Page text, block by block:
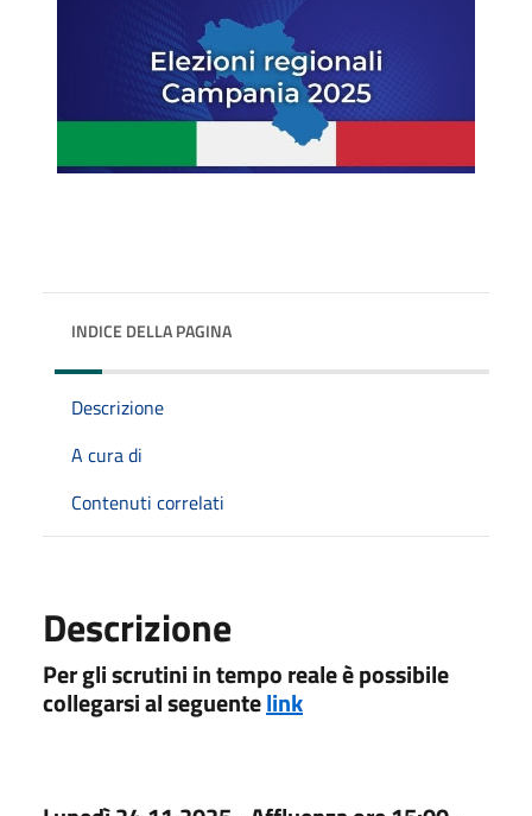
INDICE DELLA PAGINA
Descrizione
A cura di
Contenuti correlati
Descrizione
Per gli scrutini in tempo reale è possibile
collegarsi al seguentelink